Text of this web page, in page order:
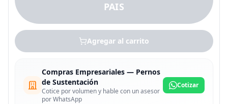
PAIS
Agregar al carrito
Compras Empresariales — Pernos
de Sustentación
Cotice por volumen y hable con un asesor
por WhatsApp
Cotizar